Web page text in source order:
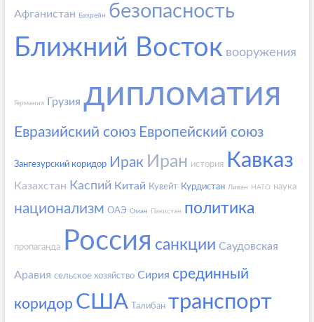
Афганистан Бахрейн безопасность
Ближний Восток вооружения
Германия Грузия дипломатия
Евразийский союз Европейский союз
Зангезурский коридор Ирак Иран история Кавказ
Казахстан Каспий Китай Кувейт Курдистан Ливан НАТО наука
национализм ОАЭ Оман Пакистан политика
пропаганда Россия санкции Саудовская
Аравия сельское хозяйство Сирия срединный
коридор США Талибан транспорт